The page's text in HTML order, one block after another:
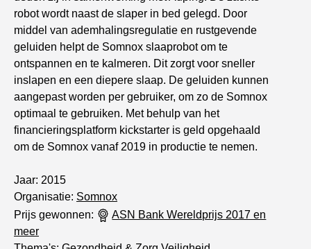
robot wordt naast de slaper in bed gelegd. Door
middel van ademhalingsregulatie en rustgevende
geluiden helpt de Somnox slaaprobot om te
ontspannen en te kalmeren. Dit zorgt voor sneller
inslapen en een diepere slaap. De geluiden kunnen
aangepast worden per gebruiker, om zo de Somnox
optimaal te gebruiken. Met behulp van het
financieringsplatform kickstarter is geld opgehaald
om de Somnox vanaf 2019 in productie te nemen.
Jaar: 2015
Organisatie: Somnox
Prijs gewonnen:
ASN Bank Wereldprijs 2017 en
meer